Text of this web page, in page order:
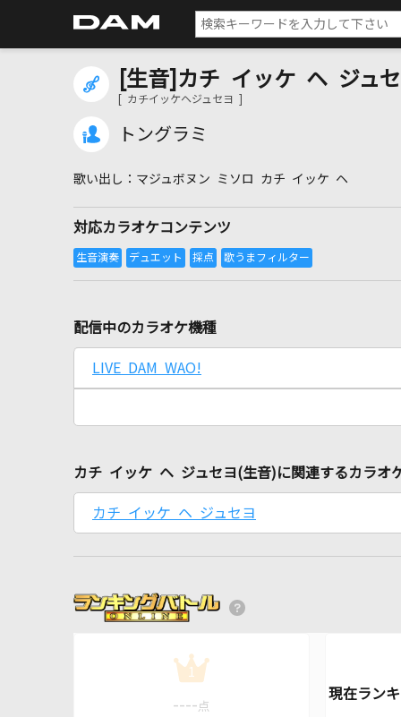
[生音]カチ イッケ ヘ ジュ
[ カチイッケヘジュセヨ ]
トングラミ
マジュボヌン ミソロ カチ イッケ ヘ
対応カラオケコンテンツ
配信中のカラオケ機種
LIVE DAM WAO!
カチ イッケ ヘ ジュセヨ(生音)に関連するカラオ
カチ イッケ ヘ ジュセヨ
1
---- 点